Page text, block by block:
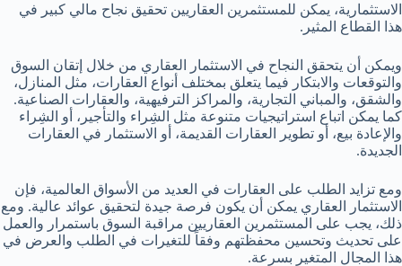
الاستثمارية، يمكن للمستثمرين العقاريين تحقيق نجاح مالي كبير في
هذا القطاع المثير.
ويمكن أن يتحقق النجاح في الاستثمار العقاري من خلال إتقان السوق
والتوقعات والابتكار فيما يتعلق بمختلف أنواع العقارات، مثل المنازل،
والشقق، والمباني التجارية، والمراكز الترفيهية، والعقارات الصناعية.
كما يمكن اتباع استراتيجيات متنوعة مثل الشِراء والتأجير، أو الشِراء
والإعادة بيع، أو تطوير العقارات القديمة، أو الاستثمار في العقارات
الجديدة.
ومع تزايد الطلب على العقارات في العديد من الأسواق العالمية، فإن
الاستثمار العقاري يمكن أن يكون فرصة جيدة لتحقيق عوائد عالية. ومع
ذلك، يجب على المستثمرين العقاريين مراقبة السوق باستمرار والعمل
على تحديث وتحسين محفظتهم وفقاً للتغيرات في الطلب والعرض في
هذا المجال المتغير بسرعة.